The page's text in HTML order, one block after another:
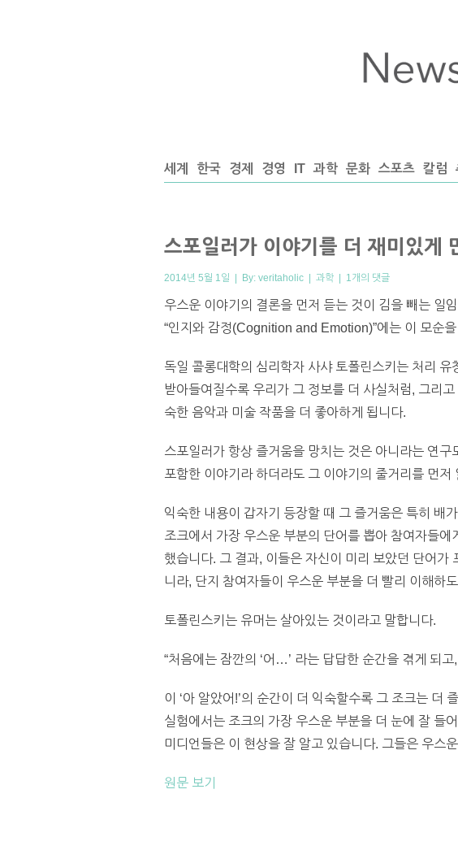
세계 한국 경제 경영 IT 과학 문화 스포츠 칼럼
스포일러가 이야기를 더 재미있게
2014년 5월 1일 | By: veritaholic | 과학 | 1개의 댓글
우스운 이야기의 결론을 먼저 듣는 것이 김을 빼는 일
“인지와 감정(Cognition and Emotion)”에는 이 모순
독일 콜롱대학의 심리학자 사샤 토폴린스키는 처리
받아들여질수록 우리가 그 정보를 더 사실처럼, 그리
숙한 음악과 미술 작품을 더 좋아하게 됩니다.
스포일러가 항상 즐거움을 망치는 것은 아니라는 연
포함한 이야기라 하더라도 그 이야기의 줄거리를 먼
익숙한 내용이 갑자기 등장할 때 그 즐거움은 특히 배
조크에서 가장 우스운 부분의 단어를 뽑아 참여자들
했습니다. 그 결과, 이들은 자신이 미리 보았던 단어
니라, 단지 참여자들이 우스운 부분을 더 빨리 이해하
토폴린스키는 유머는 살아있는 것이라고 말합니다.
“처음에는 잠깐의 ‘어…’ 라는 답답한 순간을 겪게 되고
이 ‘아 알았어!’의 순간이 더 익숙할수록 그 조크는 더
실험에서는 조크의 가장 우스운 부분을 더 눈에 잘 들
미디언들은 이 현상을 잘 알고 있습니다. 그들은 우
원문 보기